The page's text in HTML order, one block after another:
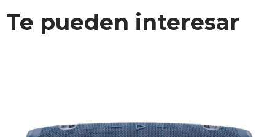
Te pueden interesar